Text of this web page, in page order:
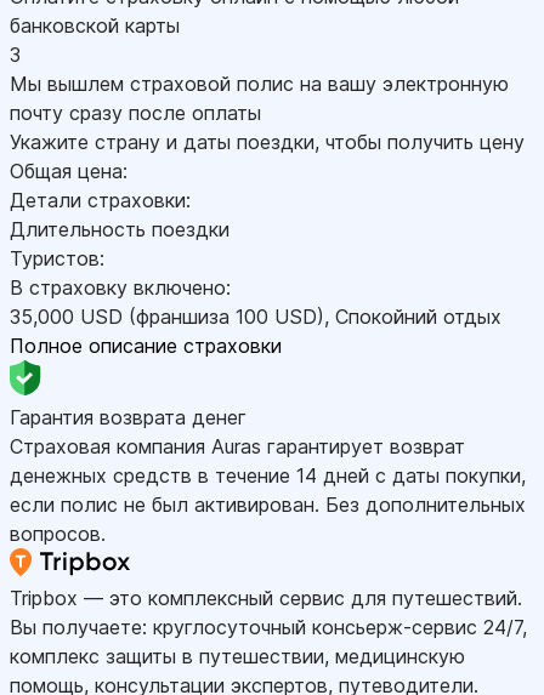
банковской карты
3
Мы вышлем страховой полис на вашу электронную
почту сразу после оплаты
Укажите страну и даты поездки, чтобы получить цену
Общая цена:
Детали страховки:
Длительность поездки
Туристов:
В страховку включено:
35,000 USD (франшиза 100 USD), Спокойний отдых
Полное описание страховки
Гарантия возврата денег
Страховая компания Auras гарантирует возврат
денежных средств в течение 14 дней с даты покупки,
если полис не был активирован. Без дополнительных
вопросов.
Tripbox — это комплексный сервис для путешествий.
Вы получаете: круглосуточный консьерж-сервис 24/7,
комплекс защиты в путешествии, медицинскую
помощь, консультации экспертов, путеводители.